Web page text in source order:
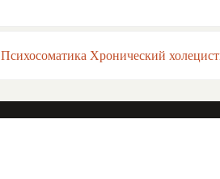
Психосоматика Хронический